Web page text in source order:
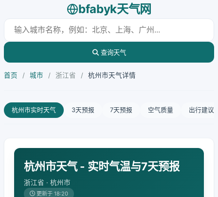
bfabyk天气网
查询天气
首页 / 城市 / 浙江省 / 杭州市天气详情
杭州市实时天气 3天预报 7天预报 空气质量 出行建议
杭州市天气 - 实时气温与7天预报
浙江省 · 杭州市
更新于 18:20